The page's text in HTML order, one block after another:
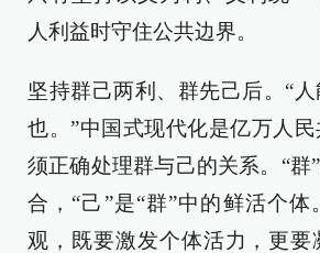
人利益时守住公共边界。
坚持群己两利、群先己后。“
也。”中国式现代化是亿万人
须正确处理群与己的关系。“群
合，“己”是“群”中的鲜活个
观，既要激发个体活力，更要